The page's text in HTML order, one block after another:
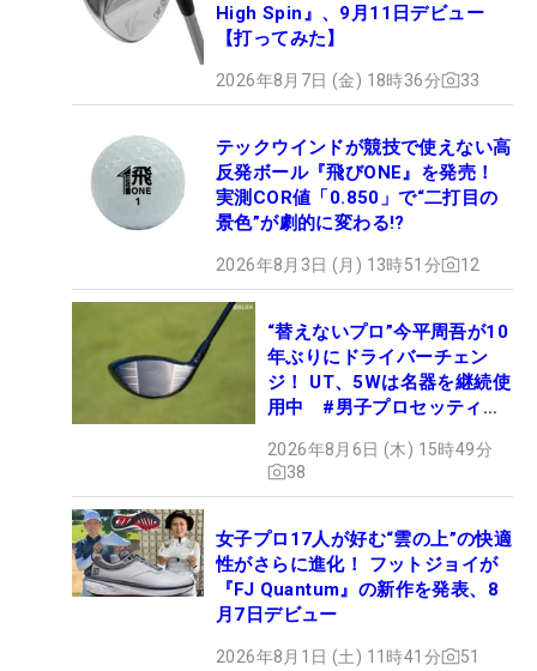
High Spin』、9月11日デビュー
【打ってみた】
2026年8月7日 (金) 18時36分 33
テックウインドが競技で使えない高
反発ボール『飛びONE』を発売！
実測COR値「0.850」で“二打目の
景色”が劇的に変わる!?
2026年8月3日 (月) 13時51分 12
“替えないプロ”今平周吾が10
年ぶりにドライバーチェン
ジ！ UT、5Wは名器を継続使
用中 #男子プロセッティン
2026年8月6日 (木) 15時49分
38
女子プロ17人が好む“雲の上”の快適
性がさらに進化！ フットジョイが
『FJ Quantum』の新作を発表、8
月7日デビュー
2026年8月1日 (土) 11時41分 51